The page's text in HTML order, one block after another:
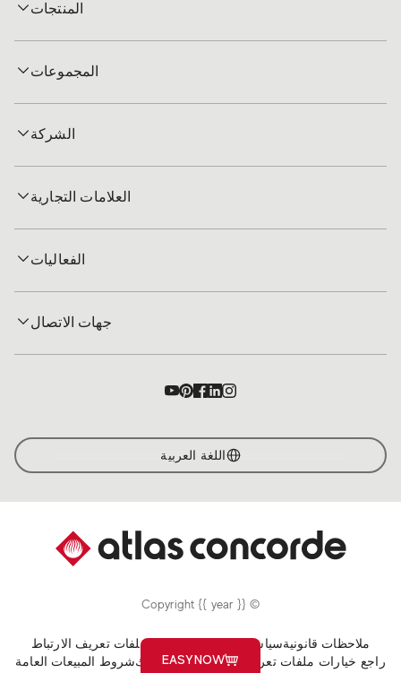
EASYNOW
المنتجات
المجموعات
الشركة
العلامات التجارية
الفعاليات
جهات الاتصال
اللغة العربية
© Copyright {{ year }}
ملاحظات قانونيةسياسة الخصوصية
سياسة ملفات تعريف الارتباط
راجع خيارات ملفات تعريف الارتباط الخاصة بكشروط المبيعات العامة